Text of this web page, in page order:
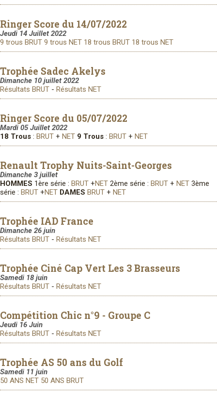
Ringer Score du 14/07/2022
Jeudi 14 Juillet 2022
9 trous BRUT 9 trous NET 18 trous BRUT 18 trous NET
Trophée Sadec Akelys
Dimanche 10 juillet 2022
Résultats BRUT - Résultats NET
Ringer Score du 05/07/2022
Mardi 05 Juillet 2022
18 Trous : BRUT + NET 9 Trous : BRUT + NET
Renault Trophy Nuits-Saint-Georges
Dimanche 3 juillet
HOMMES 1ère série : BRUT +NET 2ème série : BRUT + NET 3ème
série : BRUT +NET DAMES BRUT + NET
Trophée IAD France
Dimanche 26 juin
Résultats BRUT - Résultats NET
Trophée Ciné Cap Vert Les 3 Brasseurs
Samedi 18 juin
Résultats BRUT - Résultats NET
Compétition Chic n°9 - Groupe C
Jeudi 16 Juin
Résultats BRUT - Résultats NET
Trophée AS 50 ans du Golf
Samedi 11 juin
50 ANS NET 50 ANS BRUT